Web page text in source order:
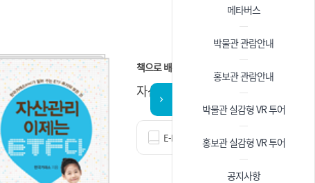
메타버스
박물관 관람안내
홍보관 관람안내
박물관 실감형 VR 투어
홍보관 실감형 VR 투어
공지사항
책으로 배우는 ETF
자산관리, 이제는 ETF다
E-BOOK